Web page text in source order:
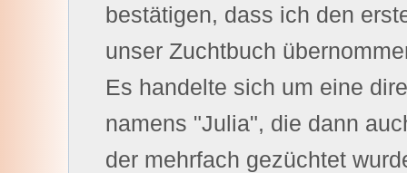
bestätigen, dass ich den
unser Zuchtbuch
Es handelte sich um eine
namens "Julia", die dann
der mehrfach gezüchtet